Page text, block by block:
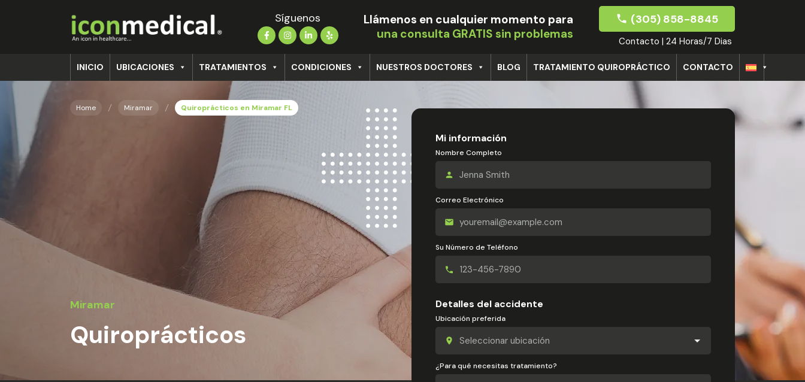
Síguenos
Llámenos en cualquier momento para
una consulta GRATIS sin problemas
(305) 858-8845
Contacto | 24 Horas/7 Dias
INICIO UBICACIONES TRATAMIENTOS CONDICIONES NUESTROS DOCTORES BLOG TRATAMIENTO QUIROPRÁCTICO CONTACTO
Home Miramar Quiroprácticos en Miramar FL
Miramar
Quiroprácticos
Mi información
Nombre Completo
Correo Electrónico
Su Número de Teléfono
Detalles del accidente
Ubicación preferida
¿Para qué necesitas tratamiento?